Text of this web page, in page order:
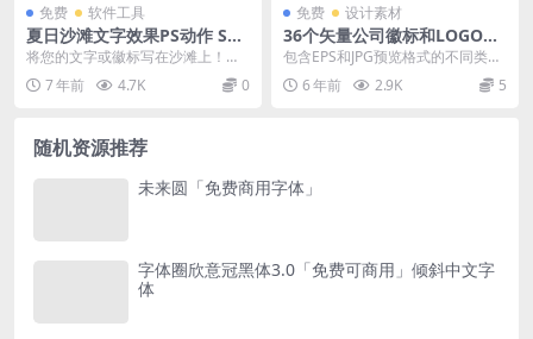
免费 软件工具
夏日沙滩文字效果PS动作 San
d Text Photoshop Action
将您的文字或徽标写在沙滩上！在
几秒钟内写在沙滩上的现实效果。
为您的项目使用夏日风...
7 年前 4.7K 0
免费 设计素材
36个矢量公司徽标和LOGO集
合 Company Business Logo
包含EPS和JPG预览格式的不同类型
公司的36个矢量徽标和LOGO图
形。6 年前 2.9K 5
随机资源推荐
未来圆「免费商用字体」
字体圈欣意冠黑体3.0「免费可商用」倾斜中文字
体